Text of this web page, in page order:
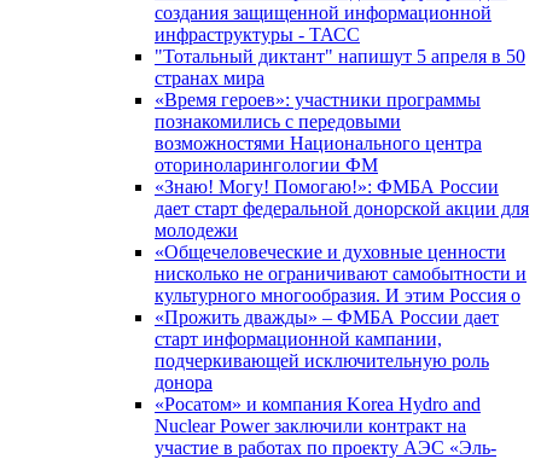
создания защищенной информационной
инфраструктуры - ТАСС
"Тотальный диктант" напишут 5 апреля в 50
странах мира
«Время героев»: участники программы
познакомились с передовыми
возможностями Национального центра
оториноларингологии ФМ
«Знаю! Могу! Помогаю!»: ФМБА России
дает старт федеральной донорской акции для
молодежи
«Общечеловеческие и духовные ценности
нисколько не ограничивают самобытности и
культурного многообразия. И этим Россия о
«Прожить дважды» – ФМБА России дает
старт информационной кампании,
подчеркивающей исключительную роль
донора
«Росатом» и компания Korea Hydro and
Nuclear Power заключили контракт на
участие в работах по проекту АЭС «Эль-